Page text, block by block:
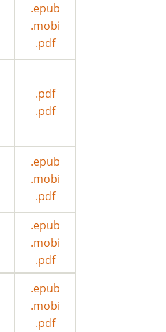
.epub
.mobi
.pdf
.pdf
.pdf
.epub
.mobi
.pdf
.epub
.mobi
.pdf
.epub
.mobi
.pdf